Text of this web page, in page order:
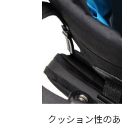
クッション性の